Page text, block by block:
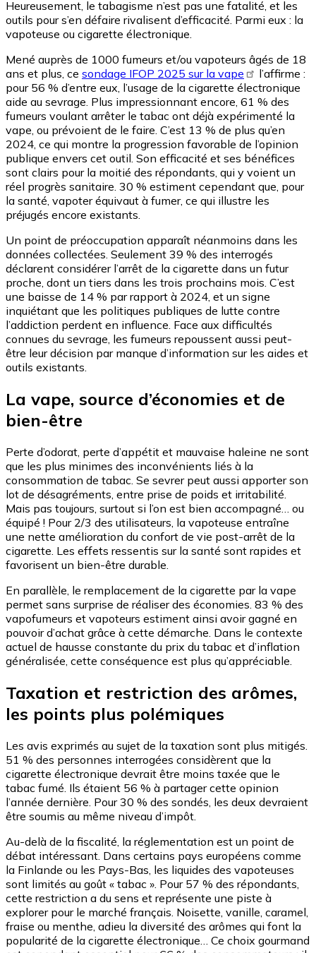
Heureusement, le tabagisme n’est pas une fatalité, et les
outils pour s’en défaire rivalisent d’efficacité. Parmi eux : la
vapoteuse ou cigarette électronique.
Mené auprès de 1000 fumeurs et/ou vapoteurs âgés de 18
ans et plus, ce sondage IFOP 2025 sur la vape
l’affirme :
pour 56 % d’entre eux, l’usage de la cigarette électronique
aide au sevrage. Plus impressionnant encore, 61 % des
fumeurs voulant arrêter le tabac ont déjà expérimenté la
vape, ou prévoient de le faire. C’est 13 % de plus qu’en
2024, ce qui montre la progression favorable de l’opinion
publique envers cet outil. Son efficacité et ses bénéfices
sont clairs pour la moitié des répondants, qui y voient un
réel progrès sanitaire. 30 % estiment cependant que, pour
la santé, vapoter équivaut à fumer, ce qui illustre les
préjugés encore existants.
Un point de préoccupation apparaît néanmoins dans les
données collectées. Seulement 39 % des interrogés
déclarent considérer l’arrêt de la cigarette dans un futur
proche, dont un tiers dans les trois prochains mois. C’est
une baisse de 14 % par rapport à 2024, et un signe
inquiétant que les politiques publiques de lutte contre
l’addiction perdent en influence. Face aux difficultés
connues du sevrage, les fumeurs repoussent aussi peut-
être leur décision par manque d’information sur les aides et
outils existants.
La vape, source d’économies et de
bien-être
Perte d’odorat, perte d’appétit et mauvaise haleine ne sont
que les plus minimes des inconvénients liés à la
consommation de tabac. Se sevrer peut aussi apporter son
lot de désagréments, entre prise de poids et irritabilité.
Mais pas toujours, surtout si l’on est bien accompagné… ou
équipé ! Pour 2/3 des utilisateurs, la vapoteuse entraîne
une nette amélioration du confort de vie post-arrêt de la
cigarette. Les effets ressentis sur la santé sont rapides et
favorisent un bien-être durable.
En parallèle, le remplacement de la cigarette par la vape
permet sans surprise de réaliser des économies. 83 % des
vapofumeurs et vapoteurs estiment ainsi avoir gagné en
pouvoir d’achat grâce à cette démarche. Dans le contexte
actuel de hausse constante du prix du tabac et d’inflation
généralisée, cette conséquence est plus qu’appréciable.
Taxation et restriction des arômes,
les points plus polémiques
Les avis exprimés au sujet de la taxation sont plus mitigés.
51 % des personnes interrogées considèrent que la
cigarette électronique devrait être moins taxée que le
tabac fumé. Ils étaient 56 % à partager cette opinion
l’année dernière. Pour 30 % des sondés, les deux devraient
être soumis au même niveau d’impôt.
Au-delà de la fiscalité, la réglementation est un point de
débat intéressant. Dans certains pays européens comme
la Finlande ou les Pays-Bas, les liquides des vapoteuses
sont limités au goût « tabac ». Pour 57 % des répondants,
cette restriction a du sens et représente une piste à
explorer pour le marché français. Noisette, vanille, caramel,
fraise ou menthe, adieu la diversité des arômes qui font la
popularité de la cigarette électronique… Ce choix gourmand